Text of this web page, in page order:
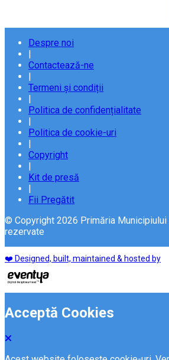
Despre noi
|
Contactează-ne
|
Termeni și condiții
|
Politica de confidențialitate
|
Politica de cookie-uri
|
Copyright
|
Kit de presă
|
Fii Pregătit
© Copyright 2026 Primăria Municipiului
rezervate
❤️ Designed, built, maintained & hosted by
Acceptă Cookies